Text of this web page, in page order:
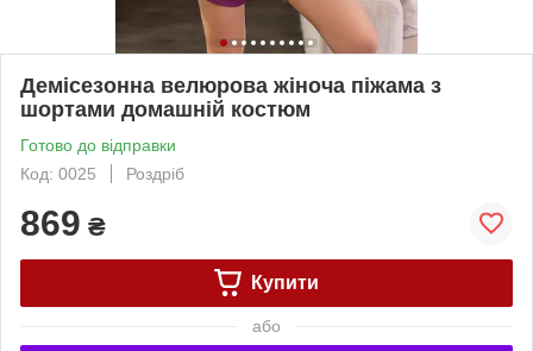
Демісезонна велюрова жіноча піжама з
шортами домашній костюм
Готово до відправки
Код: 0025
Роздріб
869 ₴
Купити
або